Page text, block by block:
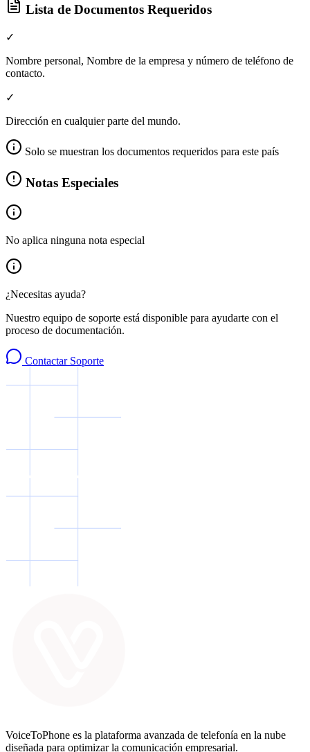
Lista de Documentos Requeridos
✓
Nombre personal, Nombre de la empresa y número de teléfono de
contacto.
✓
Dirección en cualquier parte del mundo.
Solo se muestran los documentos requeridos para este país
Notas Especiales
No aplica ninguna nota especial
¿Necesitas ayuda?
Nuestro equipo de soporte está disponible para ayudarte con el
proceso de documentación.
Contactar Soporte
VoiceToPhone es la plataforma avanzada de telefonía en la nube
diseñada para optimizar la comunicación empresarial.